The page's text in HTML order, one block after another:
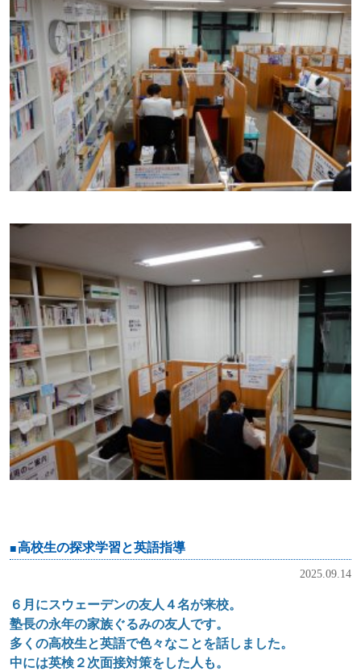
高校生の探求学習と英語指導
2025.09.14
６月にスウェーデンの友人４名が来校。
塾長の永年の家族ぐるみの友人です。
多くの高校生と英語で色々なことを話しました。
中には英検２次面接対策をした人も。